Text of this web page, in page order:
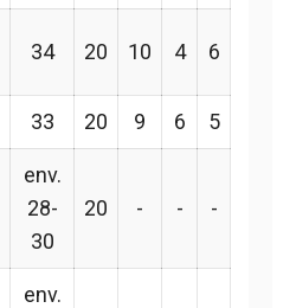
34 20 10 4 6
33 20 9 6 5
env.
28-
30
20 - - -
env.